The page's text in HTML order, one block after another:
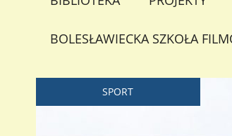
BOLESŁAWIECKA SZKOŁA
SPORT